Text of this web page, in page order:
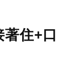
住+口